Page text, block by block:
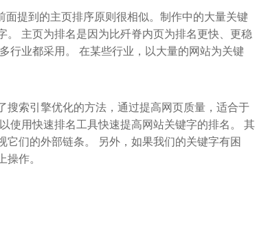
面提到的主页排序原则很相似。制作中的大量关键
主页为排名是因为比歼脊内页为排名更快、更稳
行业都采用。 在某些行业，以大量的网站为关键
索引擎优化的方法，通过提高网页质量，适合于
使用快速排名工具快速提高网站关键字的排名。 其
们的外部链条。 另外，如果我们的关键字有困
作。